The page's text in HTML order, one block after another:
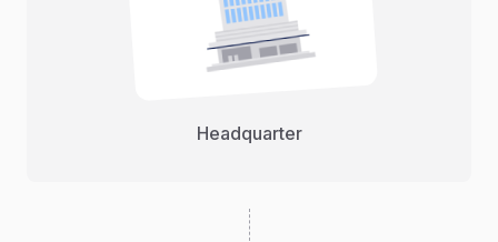
Headquarter